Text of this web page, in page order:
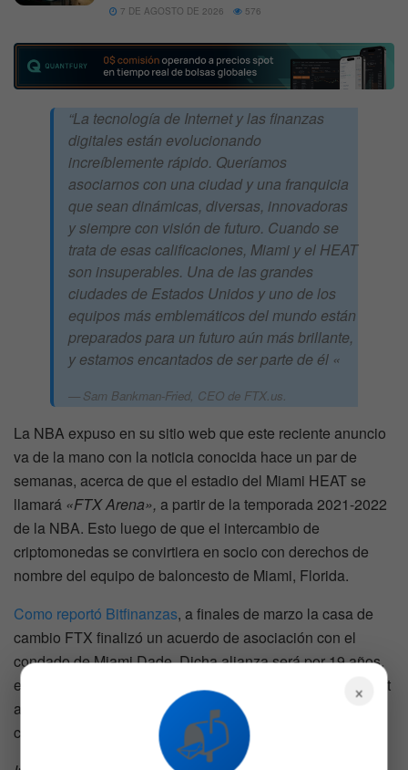
7 DE AGOSTO DE 2026 576
“La tecnología de Internet y las finanzas
digitales están evolucionando
increíblemente rápido. Queríamos
asociarnos con una ciudad y una franquicia
que sean dinámicas, diversas, innovadoras
y siempre con visión de futuro. Cuando se
trata de esas calificaciones, Miami y el HEAT
son insuperables. Una de las grandes
ciudades de Estados Unidos y uno de los
equipos más emblemáticos del mundo están
preparados para un futuro aún más brillante,
y estamos encantados de ser parte de él «
Sam Bankman-Fried, CEO de FTX.us.
La NBA expuso en su sitio web que este reciente anuncio
va de la mano con la noticia conocida hace un par de
semanas, acerca de que el estadio del Miami HEAT se
llamará «FTX Arena», a partir de la temporada 2021-2022
de la NBA. Esto luego de que el intercambio de
criptomonedas se convirtiera en socio con derechos de
nombre del equipo de baloncesto de Miami, Florida.
Como reportó Bitfinanzas, a finales de marzo la casa de
cambio FTX finalizó un acuerdo de asociación con el
condado de Miami Dade. Dicha alianza será por 19 años,
e incluye el cambio del nombre del estadio del Miami Heat
a
, estructura que anteriormente se conocía
como American Airlines Arena.
×
📬